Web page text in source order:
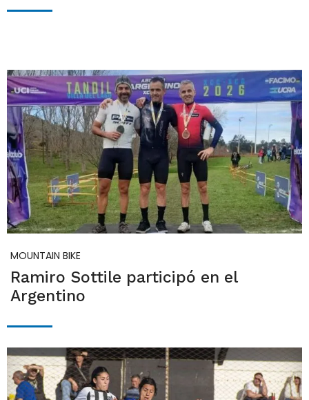
MOUNTAIN BIKE
Ramiro Sottile participó en el
Argentino